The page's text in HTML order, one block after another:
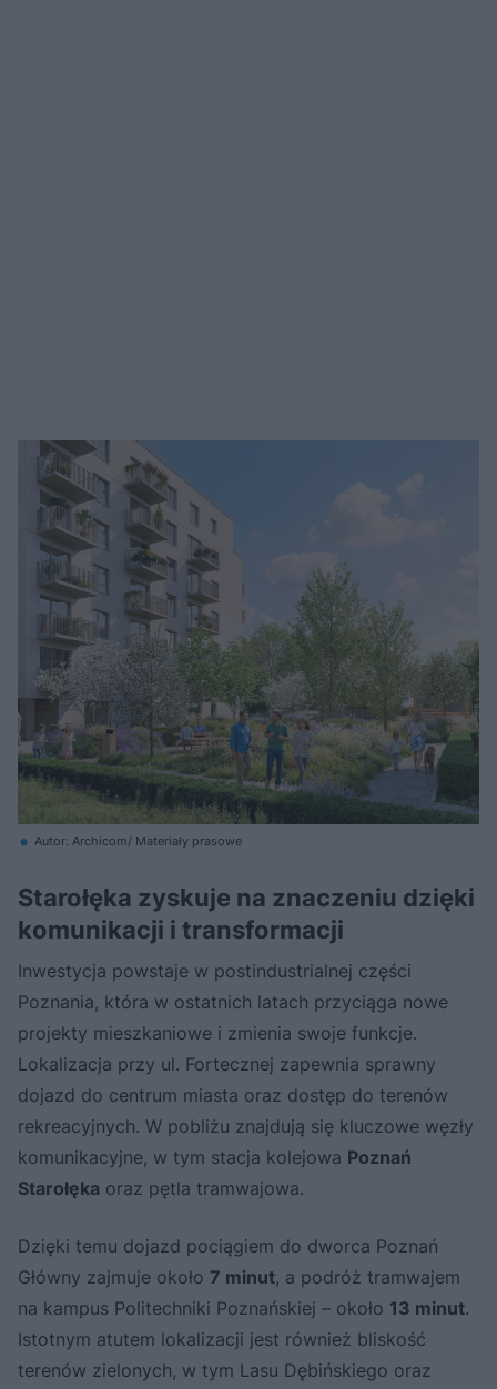
Autor: Archicom/ Materiały prasowe
Starołęka zyskuje na znaczeniu dzięki
komunikacji i transformacji
Inwestycja powstaje w postindustrialnej części
Poznania, która w ostatnich latach przyciąga nowe
projekty mieszkaniowe i zmienia swoje funkcje.
Lokalizacja przy ul. Fortecznej zapewnia sprawny
dojazd do centrum miasta oraz dostęp do terenów
rekreacyjnych. W pobliżu znajdują się kluczowe węzły
komunikacyjne, w tym stacja kolejowa Poznań
Starołęka oraz pętla tramwajowa.
Dzięki temu dojazd pociągiem do dworca Poznań
Główny zajmuje około 7 minut, a podróż tramwajem
na kampus Politechniki Poznańskiej – około 13 minut.
Istotnym atutem lokalizacji jest również bliskość
terenów zielonych, w tym Lasu Dębińskiego oraz